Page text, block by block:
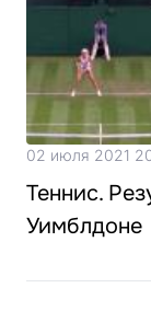
02 июля 2021
Теннис.
Уимблдоне